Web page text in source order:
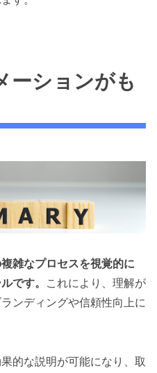
ーションがも
雑なプロセスを視覚的に
です。 これにより、理解が
ンディングや信頼性向上に
的な説明が可能になり、取